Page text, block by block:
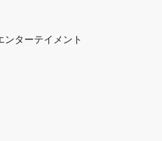
ンターテイメント